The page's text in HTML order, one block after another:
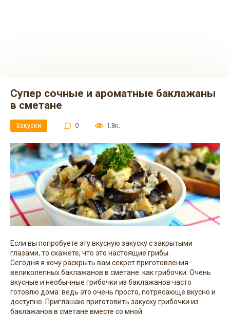
Супер сочные и ароматные баклажаны
в сметане
Закуски 0 1.8к.
Если вы попробуете эту вкусную закуску с закрытыми
глазами, то скажете, что это настоящие грибы.
Сегодня я хочу раскрыть вам секрет приготовления
великолепных баклажанов в сметане: как грибочки. Очень
вкусные и необычные грибочки из баклажанов часто
готовлю дома: ведь это очень просто, потрясающе вкусно и
доступно. Приглашаю приготовить закуску грибочки из
баклажанов в сметане вместе со мной.